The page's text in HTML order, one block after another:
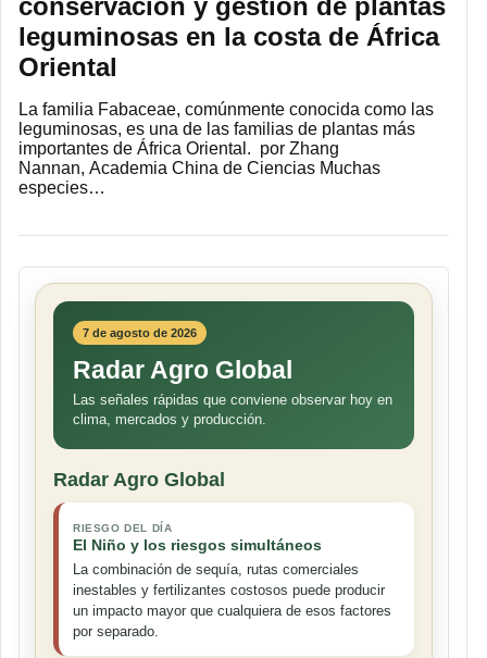
leguminosas en la costa de África
Oriental
La familia Fabaceae, comúnmente conocida como las
leguminosas, es una de las familias de plantas más
importantes de África Oriental. por Zhang
Nannan, Academia China de Ciencias Muchas
especies…
7 de agosto de 2026
Radar Agro Global
Las señales rápidas que conviene observar hoy en
clima, mercados y producción.
Radar Agro Global
RIESGO DEL DÍA
El Niño y los riesgos simultáneos
La combinación de sequía, rutas comerciales
inestables y fertilizantes costosos puede producir
un impacto mayor que cualquiera de esos factores
por separado.